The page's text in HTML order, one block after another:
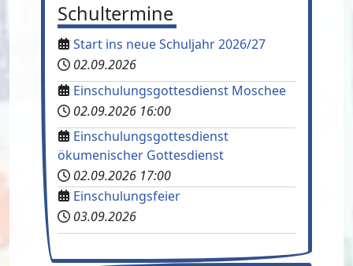
Schultermine
Start ins neue Schuljahr 2026/27
02.09.2026
Einschulungsgottesdienst Moschee
02.09.2026 16:00
Einschulungsgottesdienst
ökumenischer Gottesdienst
02.09.2026 17:00
Einschulungsfeier
03.09.2026